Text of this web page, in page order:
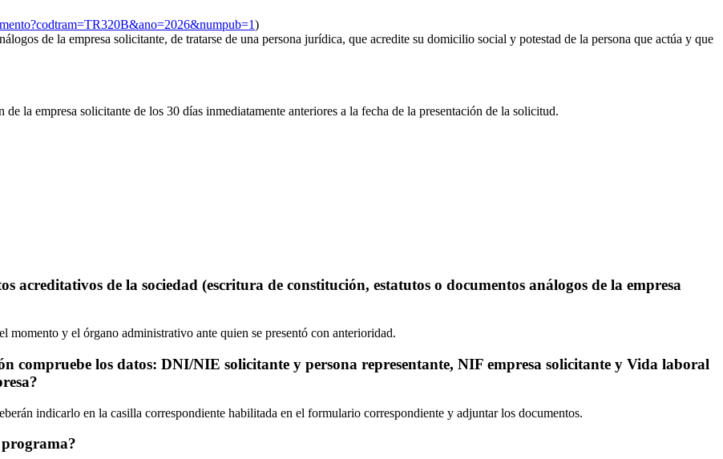
)
de la empresa solicitante, de tratarse de una persona jurídica, que acredite su domicilio social y potestad de la persona que actúa y que
la empresa solicitante de los 30 días inmediatamente anteriores a la fecha de la presentación de la solicitud.
acreditativos de la sociedad (escritura de constitución, estatutos o documentos análogos de la empresa
momento y el órgano administrativo ante quien se presentó con anterioridad.
compruebe los datos: DNI/NIE solicitante y persona representante, NIF empresa solicitante y Vida laboral
indicarlo en la casilla correspondiente habilitada en el formulario correspondiente y adjuntar los documentos.